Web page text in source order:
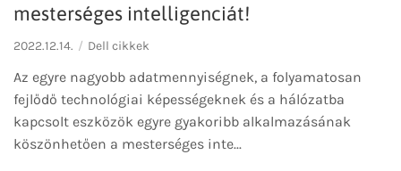
mesterséges intelligenciát!
2022.12.14. Dell cikkek
Az egyre nagyobb adatmennyiségnek, a folyamatosan
fejlődő technológiai képességeknek és a hálózatba
kapcsolt eszközök egyre gyakoribb alkalmazásának
köszönhetően a mesterséges inte...